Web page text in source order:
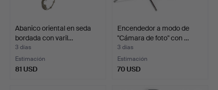
Abanico oriental en seda
bordada con varil…
3 días
Estimación
81 USD
Encendedor a modo de
"Cámara de foto" con …
3 días
Estimación
70 USD